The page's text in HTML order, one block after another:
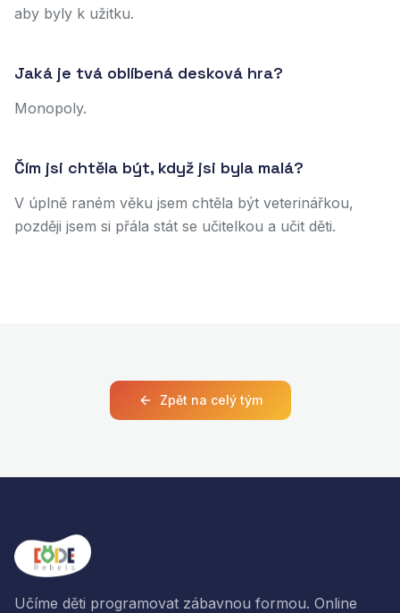
aby byly k užitku.
Jaká je tvá oblíbená desková hra?
Monopoly.
Čím jsi chtěla být, když jsi byla malá?
V úplně raném věku jsem chtěla být veterinářkou,
později jsem si přála stát se učitelkou a učit děti.
Zpět na celý tým
Učíme děti programovat zábavnou formou. Online